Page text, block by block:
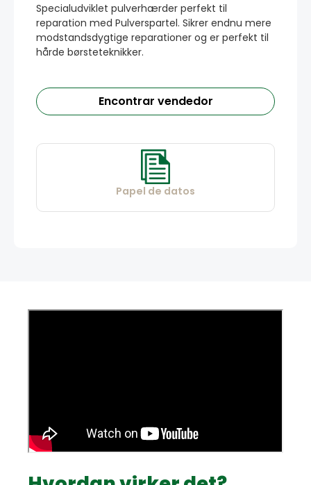
Specialudviklet pulverhærder perfekt til
reparation med Pulverspartel. Sikrer endnu mere
modstandsdygtige reparationer og er perfekt til
hårde børsteteknikker.
Encontrar vendedor
Papel de datos